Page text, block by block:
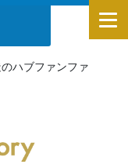
ハブファンファ